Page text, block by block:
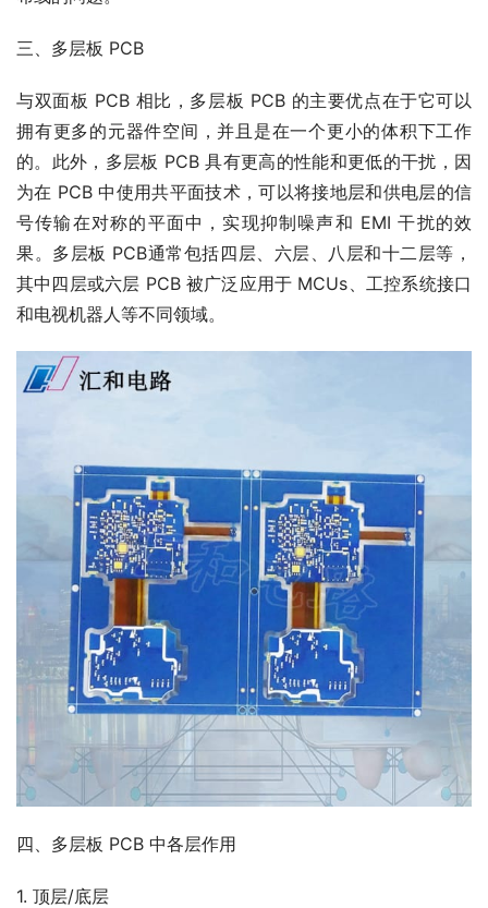
三、多层板 PCB
与双面板 PCB 相比，多层板 PCB 的主要优点在于它可以
拥有更多的元器件空间，并且是在一个更小的体积下工作
的。此外，多层板 PCB 具有更高的性能和更低的干扰，因
为在 PCB 中使用共平面技术，可以将接地层和供电层的信
号传输在对称的平面中，实现抑制噪声和 EMI 干扰的效
果。多层板 PCB通常包括四层、六层、八层和十二层等，
其中四层或六层 PCB 被广泛应用于 MCUs、工控系统接口
和电视机器人等不同领域。
四、多层板 PCB 中各层作用
1. 顶层/底层